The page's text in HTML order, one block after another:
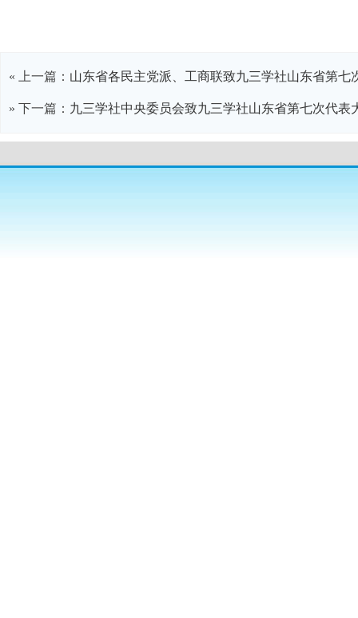
« 上一篇： 山东省各民主党派、工商联致九三学社山东省第七
» 下一篇： 九三学社中央委员会致九三学社山东省第七次代表